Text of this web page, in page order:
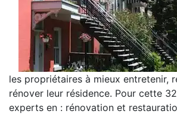
les propriétaires à mieux entretenir,
rénover leur résidence. Pour cette
experts en : rénovation et